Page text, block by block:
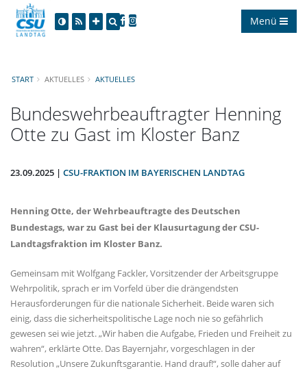
Menü
START AKTUELLES AKTUELLES
Bundeswehrbeauftragter Henning
Otte zu Gast im Kloster Banz
23.09.2025 | CSU-FRAKTION IM BAYERISCHEN LANDTAG
Henning Otte, der Wehrbeauftragte des Deutschen
Bundestags, war zu Gast bei der Klausurtagung der CSU-
Landtagsfraktion im Kloster Banz.
Gemeinsam mit Wolfgang Fackler, Vorsitzender der Arbeitsgruppe
Wehrpolitik, sprach er im Vorfeld über die drängendsten
Herausforderungen für die nationale Sicherheit. Beide waren sich
einig, dass die sicherheitspolitische Lage noch nie so gefährlich
gewesen sei wie jetzt. „Wir haben die Aufgabe, Frieden und Freiheit zu
wahren“, erklärte Otte. Das Bayernjahr, vorgeschlagen in der
Resolution „Unsere Zukunftsgarantie. Hand drauf!“, solle daher auf